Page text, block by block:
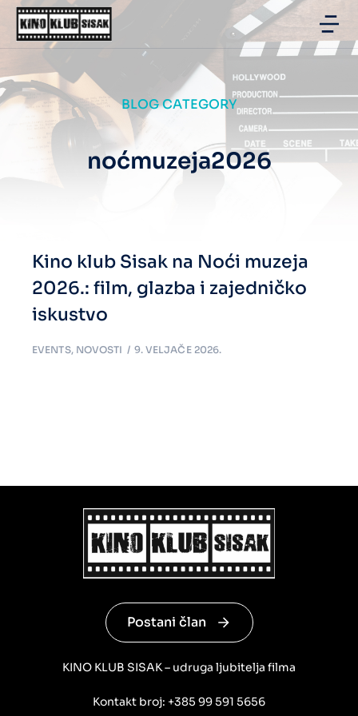
BLOG CATEGORY
noćmuzeja2026
Kino klub Sisak na Noći muzeja
2026.: film, glazba i zajedničko
iskustvo
EVENTS, NOVOSTI 9. VELJAČE 2026.
Postani član
KINO KLUB SISAK – udruga ljubitelja filma
Kontakt broj: +385 99 591 5656